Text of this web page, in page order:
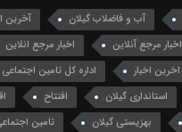
آب و فاضلاب گیلان
آخرین
اخبار مرجع آنلاین اخبار مرجع انلاین
اخرین اخبار
اداره کل تامین
استانداری گیلان افتتاح
بهزیستی گیلان
تامین